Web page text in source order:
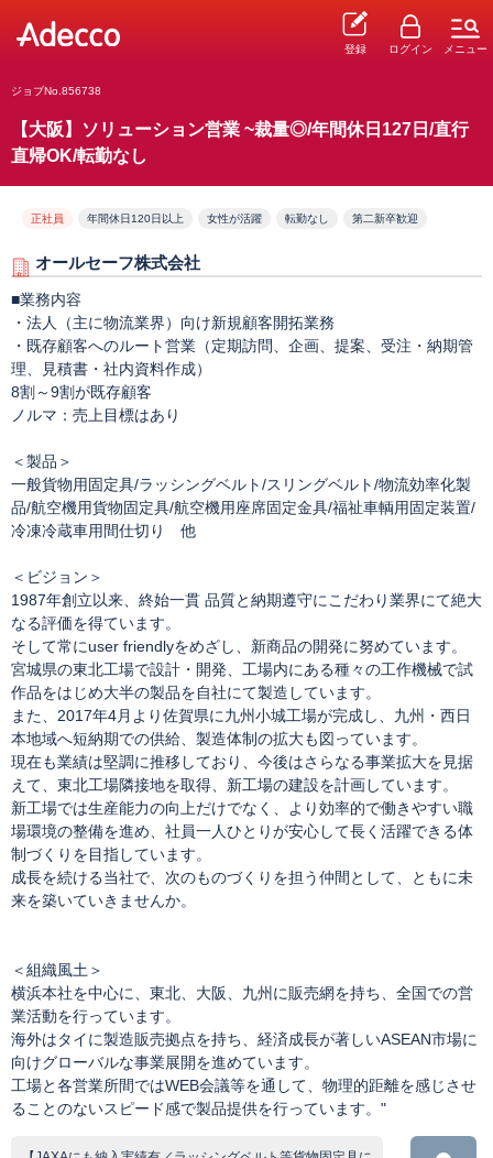
登録 ログイン メニュー
ジョブNo.856738
【大阪】ソリューション営業 ~裁量◎/年間休日127日/直行
直帰OK/転勤なし
正社員 年間休日120日以上 女性が活躍 転勤なし 第二新卒歓迎
オールセーフ株式会社
■業務内容
・法人（主に物流業界）向け新規顧客開拓業務
・既存顧客へのルート営業（定期訪問、企画、提案、受注・納期管
理、見積書・社内資料作成）
8割～9割が既存顧客
ノルマ：売上目標はあり
＜製品＞
一般貨物用固定具/ラッシングベルト/スリングベルト/物流効率化製
品/航空機用貨物固定具/航空機用座席固定金具/福祉車輌用固定装置/
冷凍冷蔵車用間仕切り 他
＜ビジョン＞
1987年創立以来、終始一貫 品質と納期遵守にこだわり業界にて絶大
なる評価を得ています。
そして常にuser friendlyをめざし、新商品の開発に努めています。
宮城県の東北工場で設計・開発、工場内にある種々の工作機械で試
作品をはじめ大半の製品を自社にて製造しています。
また、2017年4月より佐賀県に九州小城工場が完成し、九州・西日
本地域へ短納期での供給、製造体制の拡大も図っています。
現在も業績は堅調に推移しており、今後はさらなる事業拡大を見据
えて、東北工場隣接地を取得、新工場の建設を計画しています。
新工場では生産能力の向上だけでなく、より効率的で働きやすい職
場環境の整備を進め、社員一人ひとりが安心して長く活躍できる体
制づくりを目指しています。
成長を続ける当社で、次のものづくりを担う仲間として、ともに未
来を築いていきませんか。
＜組織風土＞
横浜本社を中心に、東北、大阪、九州に販売網を持ち、全国での営
業活動を行っています。
海外はタイに製造販売拠点を持ち、経済成長が著しいASEAN市場に
向けグローバルな事業展開を進めています。
工場と各営業所間ではWEB会議等を通して、物理的距離を感じさせ
ることのないスピード感で製品提供を行っています。"